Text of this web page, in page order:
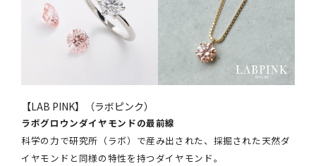
【LAB PINK】（ラボピンク）
ラボグロウンダイヤモンドの最前線
科学の力で研究所（ラボ）で産み出された、採掘された天然ダ
イヤモンドと同様の特性を持つダイヤモンド。